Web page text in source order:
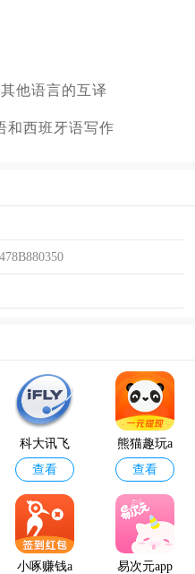
他语言的互译
西班牙语写作
科大讯飞
语音引擎
最新版
查看
熊猫趣玩a
pp官方版
查看
小啄赚钱a
易次元app